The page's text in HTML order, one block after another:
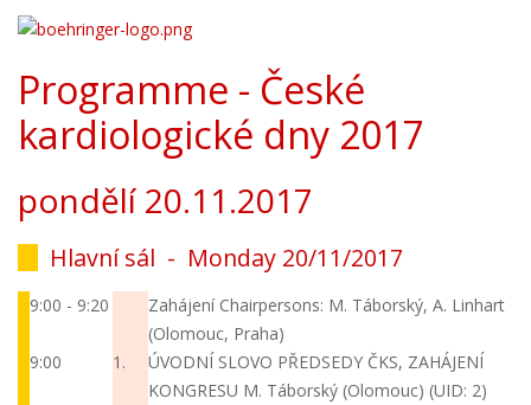
Programme - České
kardiologické dny 2017
pondělí 20.11.2017
Hlavní sál - Monday 20/11/2017
9:00 - 9:20 Zahájení Chairpersons: M. Táborský, A. Linhart
(Olomouc, Praha)
9:00
1.
ÚVODNÍ SLOVO PŘEDSEDY ČKS, ZAHÁJENÍ
KONGRESU M. Táborský (Olomouc) (UID: 2)